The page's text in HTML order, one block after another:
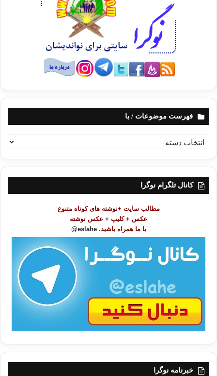
کپی آدرس
فهرست موضوعات / با
ه
ر
کانال تلگرام نوگرا
مطالب سایت +نوشته های کوتاه متنوع
عکس + کلیپ + عکس نوشته
با ما همراه باشید. eslahe@
خبرنامه نوگرا